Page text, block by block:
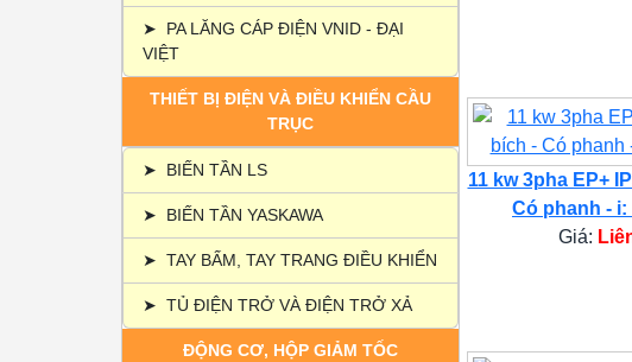
➤
PA LĂNG CÁP ĐIỆN VNID - ĐẠI
VIỆT
THIẾT BỊ ĐIỆN VÀ ĐIỀU KHIỂN CẦU
TRỤC
➤ BIẾN TẦN LS
➤ BIẾN TẦN YASKAWA
➤ TAY BẤM, TAY TRANG ĐIỀU KHIỂN
➤ TỦ ĐIỆN TRỞ VÀ ĐIỆN TRỞ XẢ
ĐỘNG CƠ, HỘP GIẢM TỐC
11 kw 3pha EP+
Có phanh - i:
Giá: